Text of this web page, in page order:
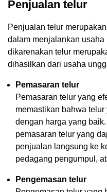
Penjualan telur
Penjualan telur
dalam menjalankan
dikarenakan telur
dihasilkan dari usaha
Pemasaran telur
Pemasaran telur yang
memastikan bahwa
dengan harga yang
pemasaran telur yang
penjualan langsung ke
pedagang pengumpul,
Pengemasan telur